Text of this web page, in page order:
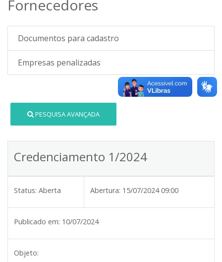
Fornecedores
Documentos para cadastro
Empresas penalizadas
PESQUISA AVANÇADA
Credenciamento 1/2024
Status: Aberta Abertura: 15/07/2024 09:00
Publicado em: 10/07/2024
Objeto: